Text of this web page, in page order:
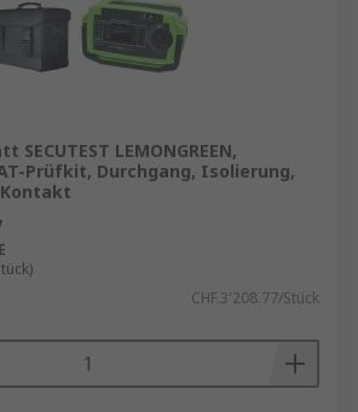
LEMONGREEN,
Prüfkit, Durchgang, Isolierung,
Kontakt
CHF.3'208.77/Stück